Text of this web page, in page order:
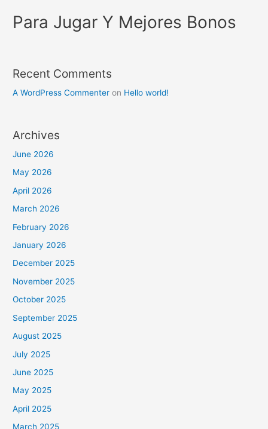
Para Jugar Y Mejores Bonos
Recent Comments
A WordPress Commenter on Hello world!
Archives
June 2026
May 2026
April 2026
March 2026
February 2026
January 2026
December 2025
November 2025
October 2025
September 2025
August 2025
July 2025
June 2025
May 2025
April 2025
March 2025